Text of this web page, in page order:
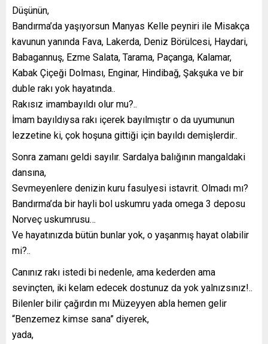
Düşünün,
Bandırma’da yaşıyorsun Manyas Kelle peyniri ile Misakça
kavunun yanında Fava, Lakerda, Deniz Börülcesi, Haydari,
Babagannuş, Ezme Salata, Tarama, Paçanga, Kalamar,
Kabak Çiçeği Dolması, Enginar, Hindibağ, Şakşuka ve bir
duble rakı yok hayatında..
Rakısız imambayıldı olur mu?..
İmam bayıldıysa rakı içerek bayılmıştır o da uyumunun
lezzetine ki, çok hoşuna gittiği için bayıldı demişlerdir..
Sonra zamanı geldi sayılır. Sardalya balığının mangaldaki
dansına,
Sevmeyenlere denizin kuru fasulyesi istavrit. Olmadı mı?
Bandırma’da bir hayli bol uskumru yada omega 3 deposu
Norveç uskumrusu…
Ve hayatınızda bütün bunlar yok, o yaşanmış hayat olabilir
mi?..
Canınız rakı istedi bi nedenle, ama kederden ama
sevinçten, iki kelam edecek dostunuz da yok yalnızsınız!..
Bilenler bilir çağırdın mı Müzeyyen abla hemen gelir
“Benzemez kimse sana” diyerek,
yada,